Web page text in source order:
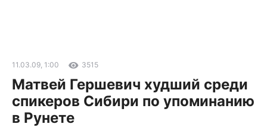
11.03.09, 1:00 3515
Матвей Гершевич худший среди
спикеров Сибири по упоминанию
в Рунете